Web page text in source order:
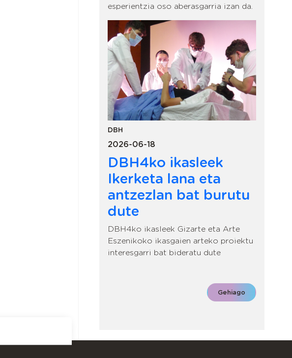
esperientzia oso aberasgarria izan da.
DBH
2026-06-18
DBH4ko ikasleek
Ikerketa lana eta
antzezlan bat burutu
dute
DBH4ko ikasleek Gizarte eta Arte
Eszenikoko ikasgaien arteko proiektu
interesgarri bat bideratu dute
Gehiago